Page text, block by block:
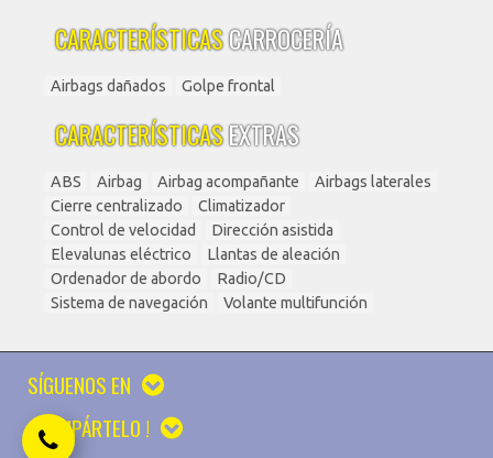
CARACTERÍSTICASCARROCERÍA
Airbags dañados Golpe frontal
CARACTERÍSTICASEXTRAS
ABS Airbag Airbag acompañante
Airbags laterales
Cierre centralizado
Climatizador
Control de velocidad
Dirección asistida
Elevalunas eléctrico
Llantas de aleación
Ordenador de abordo
Radio/CD
Sistema de navegación
Volante multifunción
SÍGUENOS EN
¡ COMPÁRTELO !